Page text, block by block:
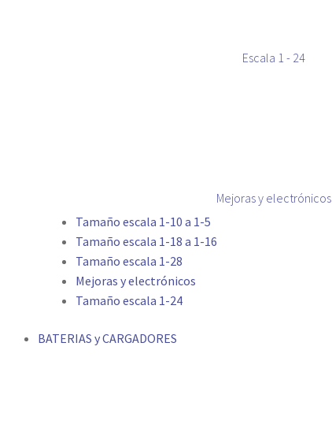
Escala 1 - 24
Mejoras y electrónicos
Tamaño escala 1-10 a 1-5
Tamaño escala 1-18 a 1-16
Tamaño escala 1-28
Mejoras y electrónicos
Tamaño escala 1-24
BATERIAS y CARGADORES